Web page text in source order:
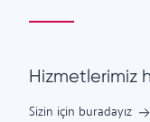
Hizmetlerimiz
Sizin için buradayız